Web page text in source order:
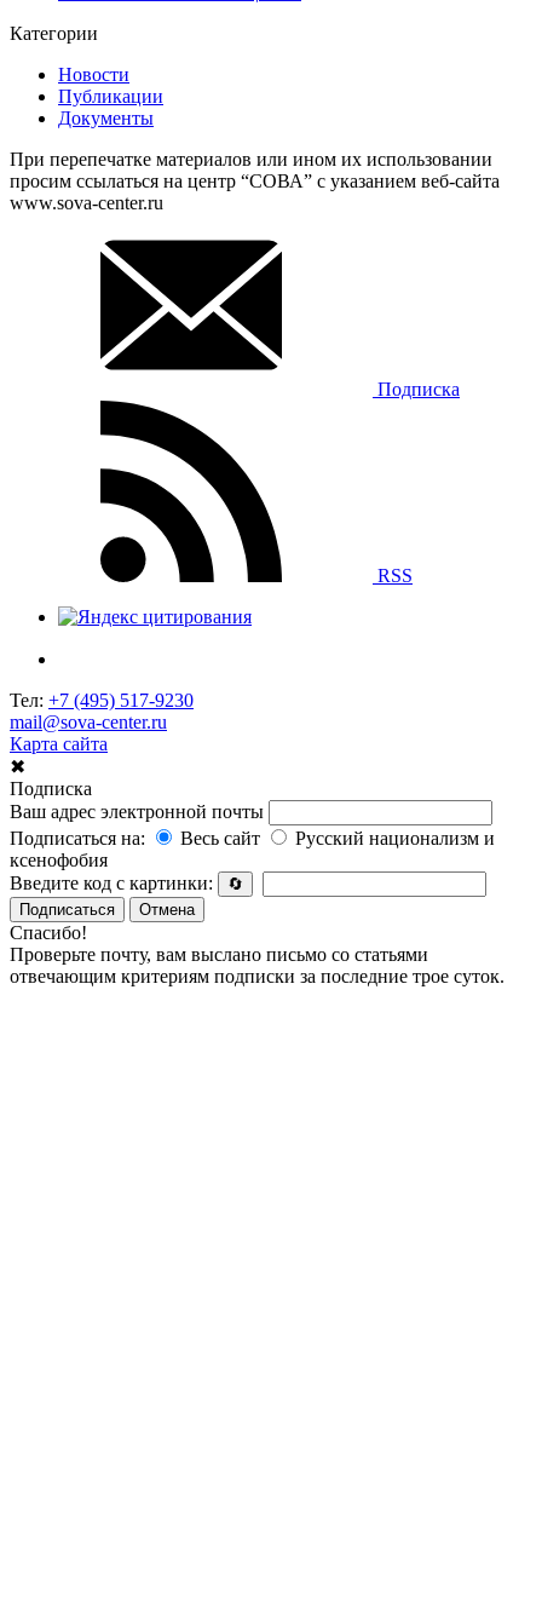
Категории
Новости
Публикации
Документы
При перепечатке материалов или ином их использовании
просим ссылаться на центр “СОВА” с указанием веб-сайта
www.sova-center.ru
Подписка
RSS
Тел: +7 (495) 517-9230
mail@sova-center.ru
Карта сайта
✖
Подписка
Ваш адрес электронной почты
Подписаться на:
Весь сайт
Русский национализм и
ксенофобия
Введите код с картинки:
🔄
Подписаться
Отмена
Спасибо!
Проверьте почту, вам выслано письмо со статьями
отвечающим критериям подписки за последние трое суток.